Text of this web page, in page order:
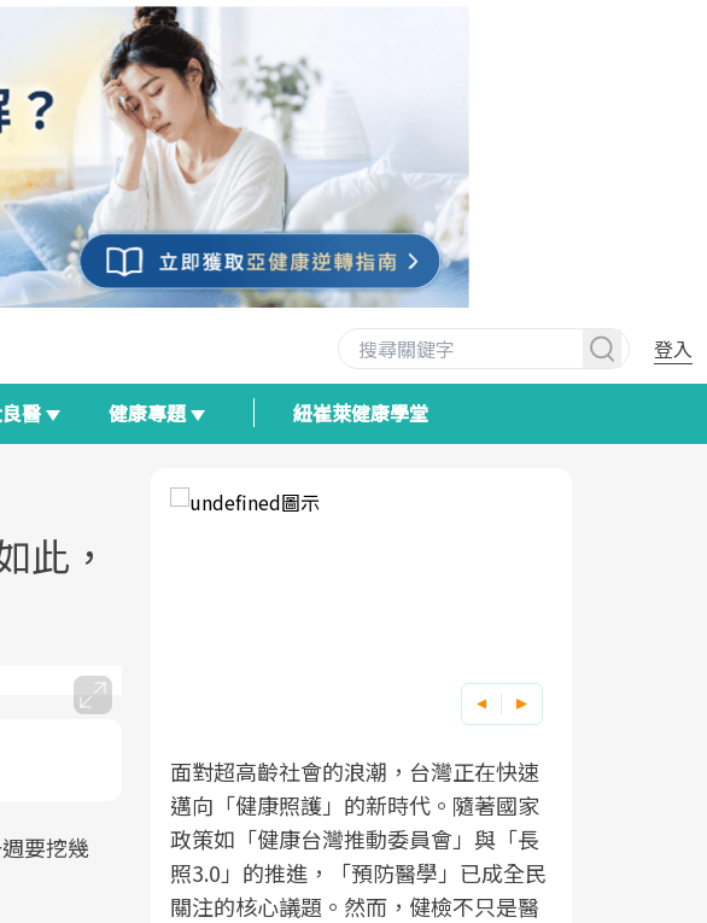
登入
醫 健康專題 紐崔萊健康學堂
此，
要挖幾
導實際的
之於台灣
面對超高齡社會的浪潮，台灣正在快速
邁向「健康照護」的新時代。隨著國家
政策如「健康台灣推動委員會」與「長
照3.0」的推進，「預防醫學」已成全民
關注的核心議題。然而，健檢不只是醫